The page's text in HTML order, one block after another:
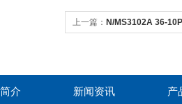
上一篇： N/MS3102A 36-
介 新闻资讯 产